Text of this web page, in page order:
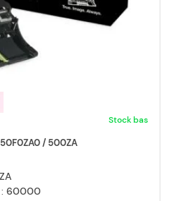
Stock bas
/ 500ZA
60000